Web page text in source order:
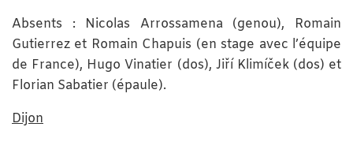
Absents : Nicolas Arrossamena (genou), Romain
Gutierrez et Romain Chapuis (en stage avec l’équipe
de France), Hugo Vinatier (dos), Jiří Klimíček (dos) et
Florian Sabatier (épaule).
Dijon